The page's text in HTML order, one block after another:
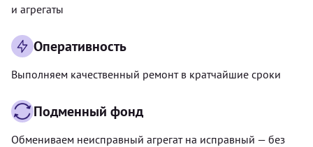
и агрегаты
Оперативность
Выполняем качественный ремонт в кратчайшие сроки
Подменный фонд
Обмениваем неисправный агрегат на исправный — без